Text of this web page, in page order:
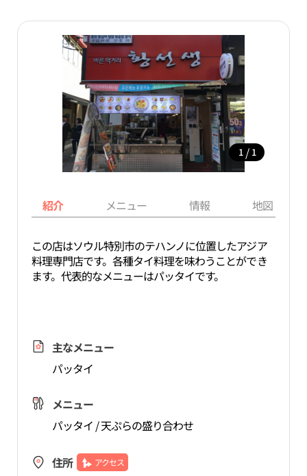
1 / 1
紹介 メニュー 情報 地図
この店はソウル特別市のテハンノに位置したアジア
料理専門店です。各種タイ料理を味わうことができ
ます。代表的なメニューはパッタイです。
主なメニュー
パッタイ
メニュー
パッタイ / 天ぷらの盛り合わせ
住所 アクセス